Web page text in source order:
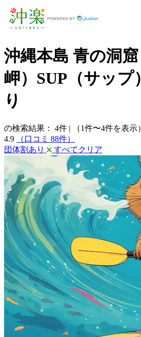
沖縄本島 青の洞窟
岬）SUP（サップ
り
の検索結果： 4件 |
（1件〜4件を表示）
4.9
（口コミ 88件）
団体割あり
すべてクリア